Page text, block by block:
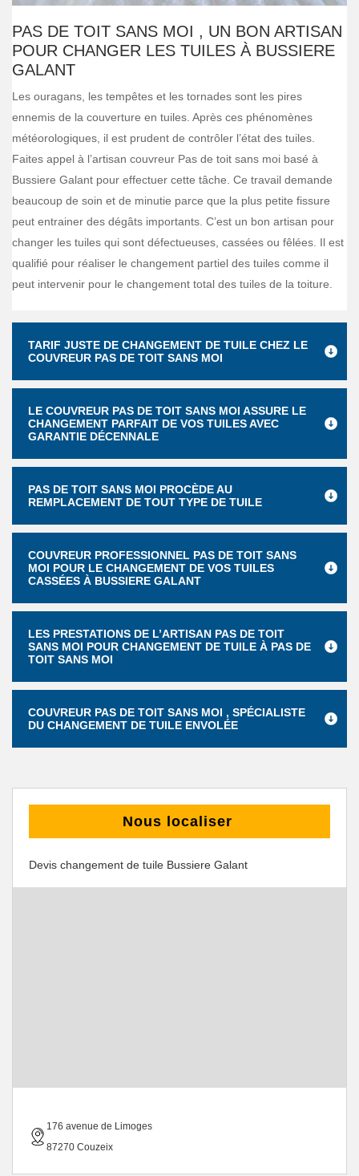
PAS DE TOIT SANS MOI , UN BON ARTISAN
POUR CHANGER LES TUILES À BUSSIERE
GALANT
Les ouragans, les tempêtes et les tornades sont les pires
ennemis de la couverture en tuiles. Après ces phénomènes
météorologiques, il est prudent de contrôler l’état des tuiles.
Faites appel à l’artisan couvreur Pas de toit sans moi basé à
Bussiere Galant pour effectuer cette tâche. Ce travail demande
beaucoup de soin et de minutie parce que la plus petite fissure
peut entrainer des dégâts importants. C’est un bon artisan pour
changer les tuiles qui sont défectueuses, cassées ou fêlées. Il est
qualifié pour réaliser le changement partiel des tuiles comme il
peut intervenir pour le changement total des tuiles de la toiture.
TARIF JUSTE DE CHANGEMENT DE TUILE CHEZ LE
COUVREUR PAS DE TOIT SANS MOI
LE COUVREUR PAS DE TOIT SANS MOI ASSURE LE
CHANGEMENT PARFAIT DE VOS TUILES AVEC
GARANTIE DÉCENNALE
PAS DE TOIT SANS MOI PROCÈDE AU
REMPLACEMENT DE TOUT TYPE DE TUILE
COUVREUR PROFESSIONNEL PAS DE TOIT SANS
MOI POUR LE CHANGEMENT DE VOS TUILES
CASSÉES À BUSSIERE GALANT
LES PRESTATIONS DE L’ARTISAN PAS DE TOIT
SANS MOI POUR CHANGEMENT DE TUILE À PAS DE
TOIT SANS MOI
COUVREUR PAS DE TOIT SANS MOI , SPÉCIALISTE
DU CHANGEMENT DE TUILE ENVOLÉE
Nous localiser
Devis changement de tuile Bussiere Galant
176 avenue de Limoges
87270 Couzeix